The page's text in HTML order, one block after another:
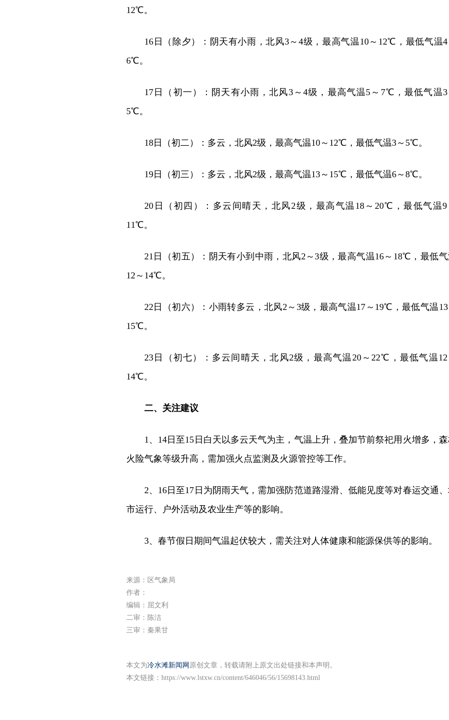
12℃。
16日（除夕）：阴天有小雨，北风3～4级，最高气温10～12℃，最低气温4
6℃。
17日（初一）：阴天有小雨，北风3～4级，最高气温5～7℃，最低气温3
5℃。
18日（初二）：多云，北风2级，最高气温10～12℃，最低气温3～5℃。
19日（初三）：多云，北风2级，最高气温13～15℃，最低气温6～8℃。
20日（初四）：多云间晴天，北风2级，最高气温18～20℃，最低气温9
11℃。
21日（初五）：阴天有小到中雨，北风2～3级，最高气温16～18℃，最低气
12～14℃。
22日（初六）：小雨转多云，北风2～3级，最高气温17～19℃，最低气温13
15℃。
23日（初七）：多云间晴天，北风2级，最高气温20～22℃，最低气温12
14℃。
二、关注建议
1、14日至15日白天以多云天气为主，气温上升，叠加节前祭祀用火增多，
火险气象等级升高，需加强火点监测及火源管控等工作。
2、16日至17日为阴雨天气，需加强防范道路湿滑、低能见度等对春运交通
市运行、户外活动及农业生产等的影响。
3、春节假日期间气温起伏较大，需关注对人体健康和能源保供等的影响。
来源：区气象局
作者：
编辑：屈文利
二审：陈洁
三审：秦果甘
本文为冷水滩新闻网 原创文章，转载请附上原文出处链接和本声明。
本文链接： https://www.lstxw.cn/content/646046/56/15698143.html